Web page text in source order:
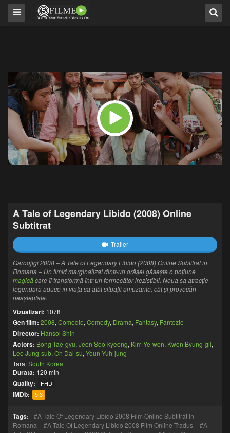
A Tale of Legendary Libido (2008) Online
Subtitrat
Trailer
Garoojigi 2008 – A Tale of Legendary Libido (2008) Online Subtitrat in
Romana – Un timid marginalizat dintr-un orășel găsește o poțiune
magicăcare îl transformă într-un fermecător irezistibil. Noua sa atracție
legendară aduce în viața sa atât situații amuzante, cât și provocări
neașteptate.
Vizualizari: 1078
Gen film: 2008, Comedie, Comedy, Drama, Fantasy, Fantezie
Director: Hansol Shin
Actors: Bong Tae-gyu, Jeon Soo-kyeong, Kim Ye-won, Kwon Byung-gil,
Lee Jung-sub, Oh Dal-su, Youn Yuh-jung
Tara:South Korea
Durata: 120 min
Quality: FHD
IMDb: 5.3
Tags:
A Tale Of Legendary Libido 2008 Film Online Subtitrat In
Romana
A Tale Of Legendary Libido 2008 Film Online Tradus
A